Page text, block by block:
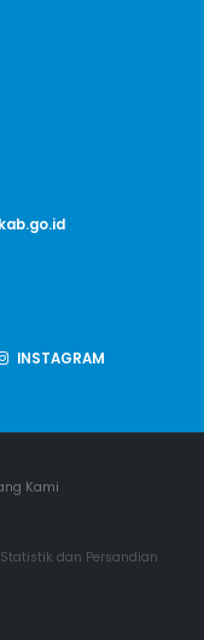
INSTAGRAM
Kami
dan Persandian